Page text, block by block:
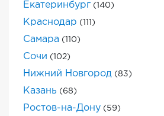
Екатеринбург (140)
Краснодар (111)
Самара (110)
Сочи (102)
Нижний Новгород (83)
Казань (68)
Ростов-на-Дону (59)